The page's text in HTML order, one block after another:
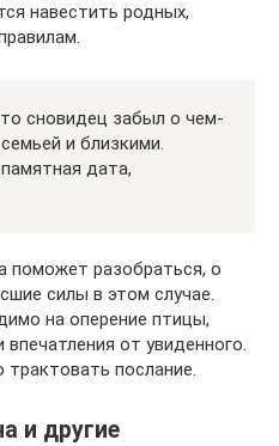
навестить родных,
сновидец забыл о чем-
и близкими.
дата,
поможет разобраться, о
силы в этом случае.
на оперение птицы,
от увиденного.
послание.
и другие